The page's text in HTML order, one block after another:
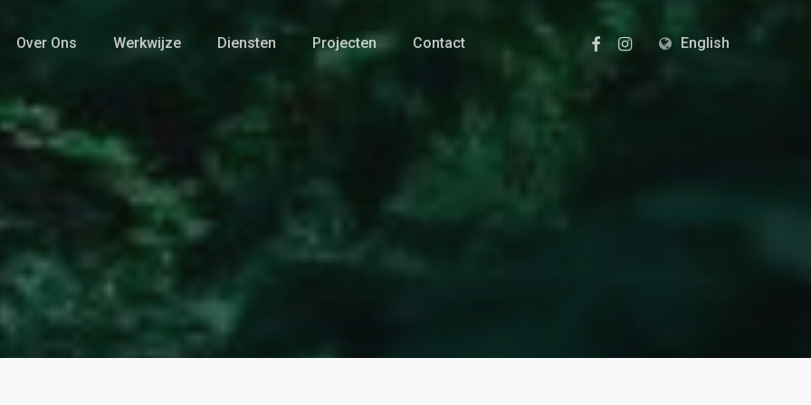
Over Ons Werkwijze Diensten Projecten Contact FacebookInstagram English